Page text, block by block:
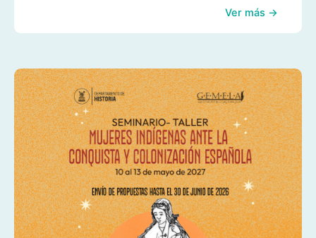
Ver más →